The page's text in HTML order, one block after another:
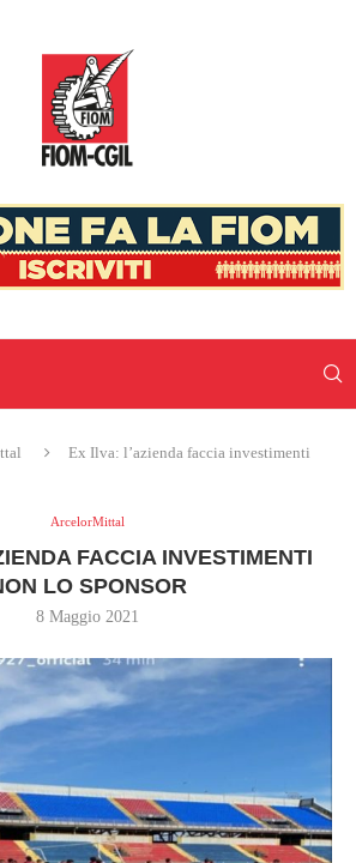
Ex Ilva: l’azienda faccia investimenti
ArcelorMittal
FACCIA INVESTIMENTI
LO SPONSOR
8 Maggio 2021